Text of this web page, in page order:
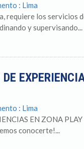
: Lima
requiere los
y supervisando...
: Lima
EN ZONA
conocerte!...